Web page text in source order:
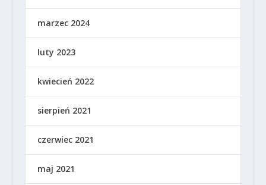
marzec 2024
luty 2023
kwiecień 2022
sierpień 2021
czerwiec 2021
maj 2021